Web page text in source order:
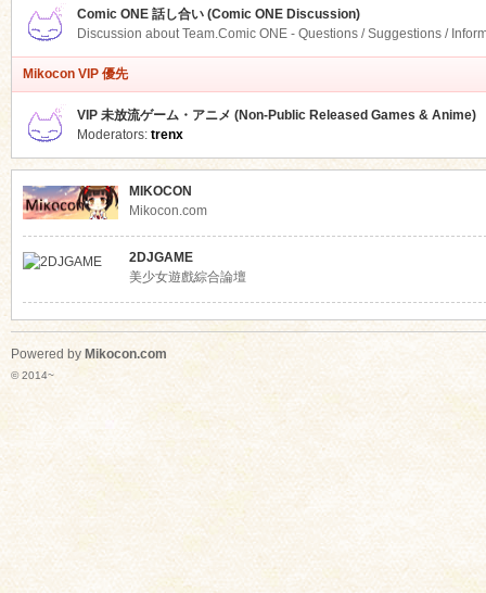
Comic ONE 話し合い (Comic ONE Discussion)
Discussion about Team.Comic ONE - Questions / Suggestions /
Mikocon VIP 優先
VIP 未放流ゲーム・アニメ (Non-Public Released Games & Anime)
Moderators: trenx
MIKOCON
Mikocon.com
2DJGAME
美少女遊戲綜合論壇
Powered by Mikocon.com
© 2014~